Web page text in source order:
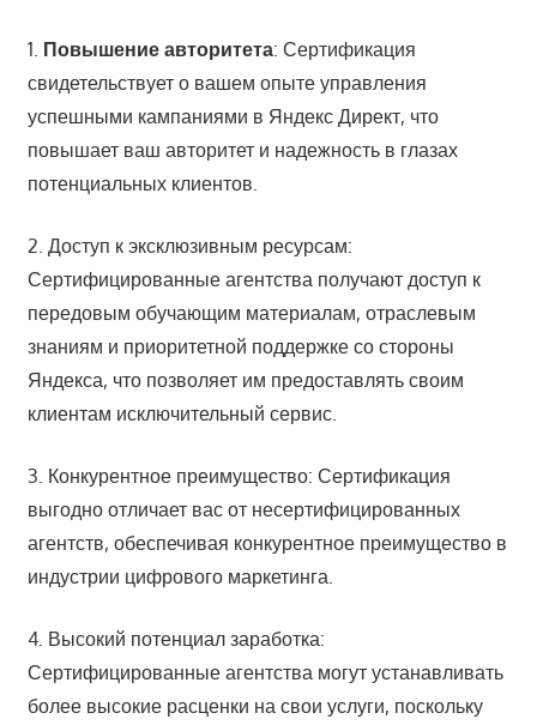
1. Повышение авторитета: Сертификация
свидетельствует о вашем опыте управления
успешными кампаниями в Яндекс Директ, что
повышает ваш авторитет и надежность в глазах
потенциальных клиентов.
2. Доступ к эксклюзивным ресурсам:
Сертифицированные агентства получают доступ к
передовым обучающим материалам, отраслевым
знаниям и приоритетной поддержке со стороны
Яндекса, что позволяет им предоставлять своим
клиентам исключительный сервис.
3. Конкурентное преимущество: Сертификация
выгодно отличает вас от несертифицированных
агентств, обеспечивая конкурентное преимущество в
индустрии цифрового маркетинга.
4. Высокий потенциал заработка:
Сертифицированные агентства могут устанавливать
более высокие расценки на свои услуги, поскольку